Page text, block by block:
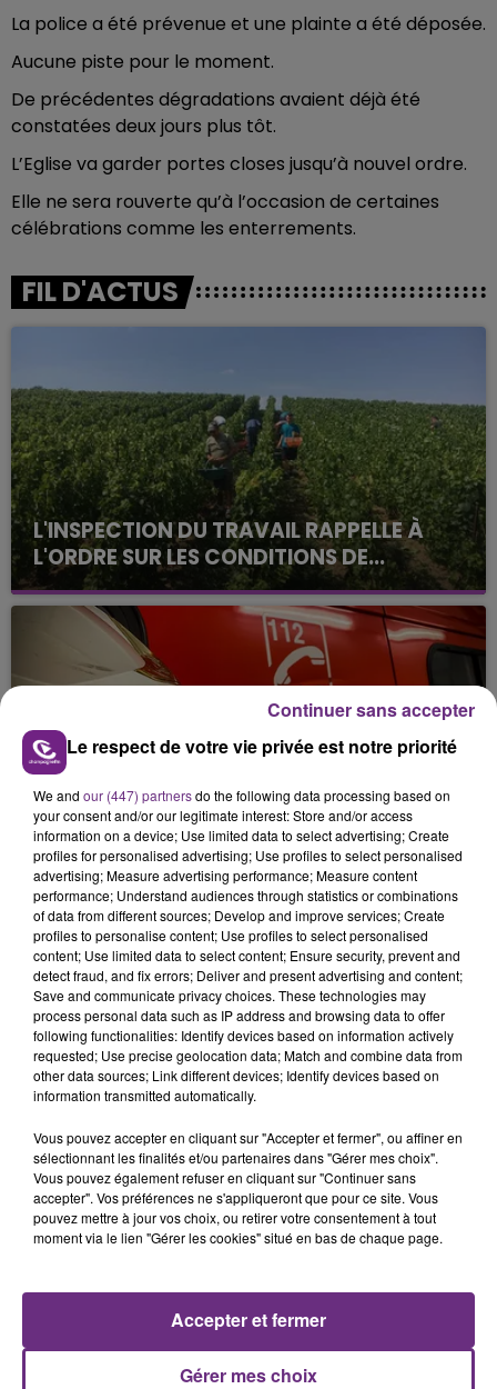
La police a été prévenue et une plainte a été déposée.
Aucune piste pour le moment.
De précédentes dégradations avaient déjà été
constatées deux jours plus tôt.
L’Eglise va garder portes closes jusqu’à nouvel ordre.
Elle ne sera rouverte qu’à l’occasion de certaines
célébrations comme les enterrements.
FIL D'ACTUS
L'INSPECTION DU TRAVAIL RAPPELLE À
L'ORDRE SUR LES CONDITIONS DE...
Alors que les dates de début des vendange 2026
s'est avéré être plus précoce que prévu,
l'inspection du Travail en profite pour rappeler
les conditions de...
UN FEU DE REMORQUE BLOQUE LA
CIRCULATION DANS LES ARDENNES
Un feu de remorque s'est déclaré ce mercredi en
fin de matinée sur l'A34.
TITRES DIFFUSÉS
18h19
18h19
TAME IMPALA & JENNIE
Dracula
18h16
18h16
DJO
End Of Beginning
Le respect de votre vie privée est notre priorité
We and our (447) partnersdo the following data processing based on
your consent and/or our legitimate interest: Store and/or access
information on a device; Use limited data to select advertising; Create
profiles for personalised advertising; Use profiles to select personalised
advertising; Measure advertising performance; Measure content
performance; Understand audiences through statistics or combinations
of data from different sources; Develop and improve services; Create
profiles to personalise content; Use profiles to select personalised
content; Use limited data to select content; Ensure security, prevent and
detect fraud, and fix errors; Deliver and present advertising and content;
Save and communicate privacy choices. These technologies may
process personal data such as IP address and browsing data to offer
following functionalities: Identify devices based on information actively
requested; Use precise geolocation data; Match and combine data from
other data sources; Link different devices; Identify devices based on
information transmitted automatically.
Vous pouvez accepter en cliquant sur "Accepter et fermer", ou affiner en
sélectionnant les finalités et/ou partenaires dans "Gérer mes choix".
Vous pouvez également refuser en cliquant sur "Continuer sans
accepter". Vos préférences ne s'appliqueront que pour ce site. Vous
pouvez mettre à jour vos choix, ou retirer votre consentement à tout
moment via le lien "Gérer les cookies" situé en bas de chaque page.
Gérer mes choix
Accepter et fermer
Continuer sans accepter